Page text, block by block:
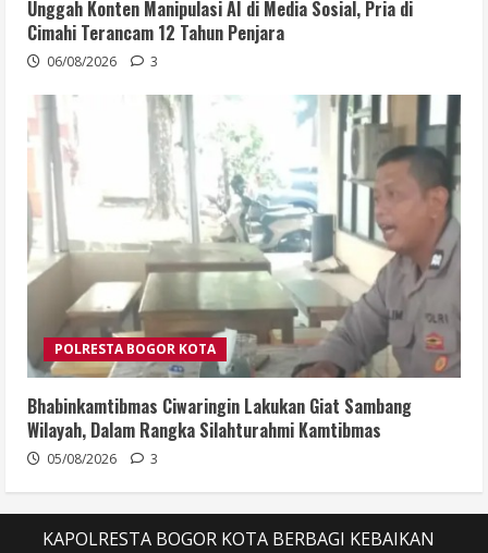
Unggah Konten Manipulasi AI di Media Sosial, Pria di
Cimahi Terancam 12 Tahun Penjara
06/08/2026 3
POLRESTA BOGOR KOTA
Bhabinkamtibmas Ciwaringin Lakukan Giat Sambang
Wilayah, Dalam Rangka Silahturahmi Kamtibmas
05/08/2026 3
KAPOLRESTA BOGOR KOTA BERBAGI KEBAIKAN